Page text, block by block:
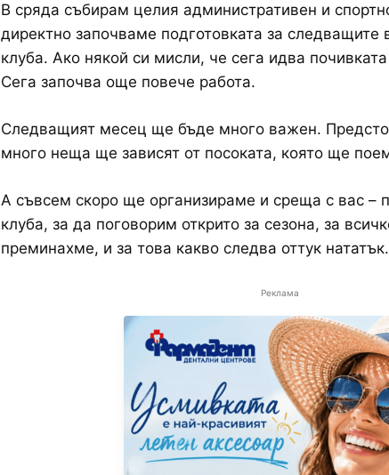
В сряда събирам целия административен и
директно започваме подготовката за следващите
клуба. Ако някой си мисли, че сега идва
Сега започва още повече работа.
Следващият месец ще бъде много важен.
много неща ще зависят от посоката, която ще
А съвсем скоро ще организираме и среща с вас –
клуба, за да поговорим открито за сезона, за
преминахме, и за това какво следва оттук нататък.
Реклама